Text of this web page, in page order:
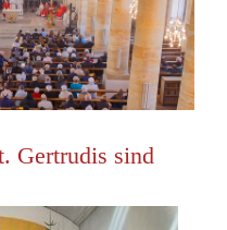
Gertrudis sind